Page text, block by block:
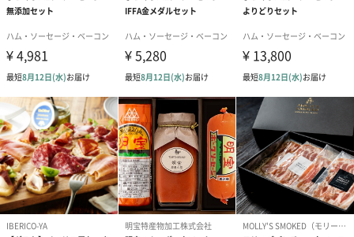
「手づくりハム・ソーセージ専門店Gris Hause
NAGASE」
ジの製造をしています。
オーナーはもともと福祉の仕事をしており、障がい者が働ける場
所を作りたいという思いから2015年に開業。
まずは本物を作らないという思いから、手作りにこだわり、無添
加・低添加商品を実現しました。